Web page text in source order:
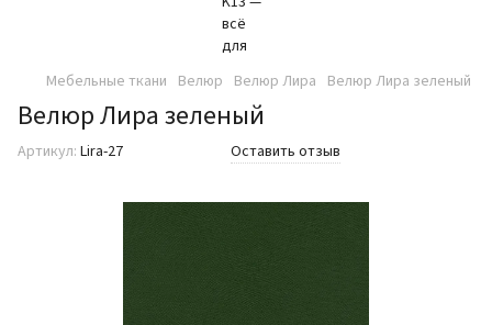
Мебельные ткани Велюр Велюр Лира Велюр Лира зеленый
Велюр Лира зеленый
Артикул: Lira-27 Оставить отзыв